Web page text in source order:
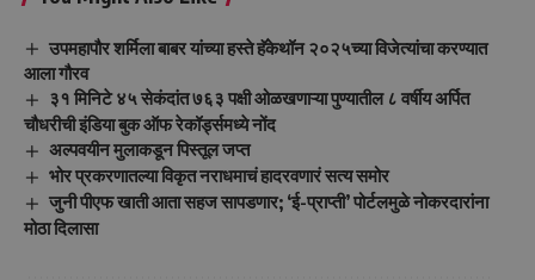
उपमहापौर शर्मिला बाबर यांच्या हस्ते हॅकेथॉन २०२५च्या विजेत्यांचा करण्यात
आला गौरव
३१ मिनिटे ४५ सेकंदांत ७६३ पक्षी ओळखणाऱ्या पुण्यातील ८ वर्षीय अर्पित
चौधरीची इंडिया बुक ऑफ रेकॉर्ड्समध्ये नोंद
अल्पवयीन मुलाकडून पिस्तूल जप्त
भोर प्रकरणातल्या विकृत नराधमाचं हादरवणारं सत्य समोर
जुनी पीएफ खाती आता सहज सापडणार; ‘ई-प्राप्ती’ पोर्टलमुळे नोकरदारांना
मोठा दिलासा